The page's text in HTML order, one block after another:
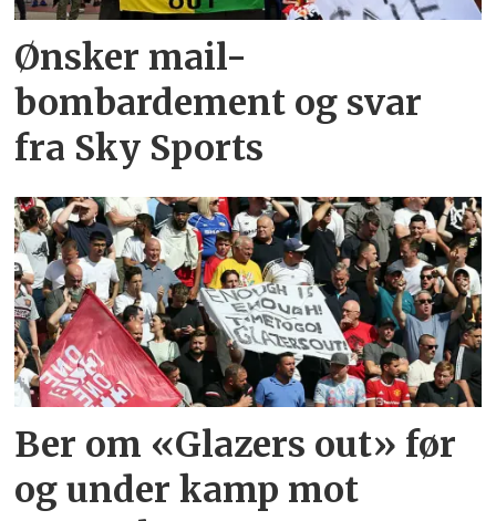
Ønsker mail-
bombardement og svar
fra Sky Sports
Ber om «Glazers out» før
og under kamp mot